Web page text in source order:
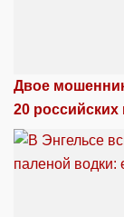
Двое
20